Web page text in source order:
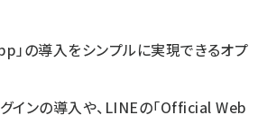
」の導入をシンプルに実現できるオプ
インの導入や、LINEの「Official Web